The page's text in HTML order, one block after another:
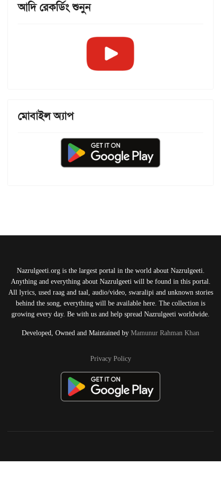
আদি রেকর্ডিং শুনুন
মোবাইল অ্যাপ
Nazrulgeeti.org is the largest portal in the world about Nazrulgeeti.
Anything and everything about Nazrulgeeti will be found in this portal.
All lyrics, used raag and taal, audio/video, swaralipi and unknown stories
behind the song, everything will be available here. The collection is
growing every day. Be with us and help spread Nazrulgeeti worldwide.
Developed, Owned and Maintained by Mamunur Rahman Khan
Privacy Policy